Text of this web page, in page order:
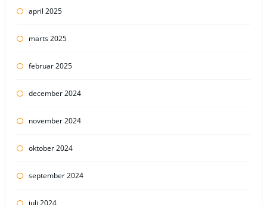
april 2025
marts 2025
februar 2025
december 2024
november 2024
oktober 2024
september 2024
juli 2024